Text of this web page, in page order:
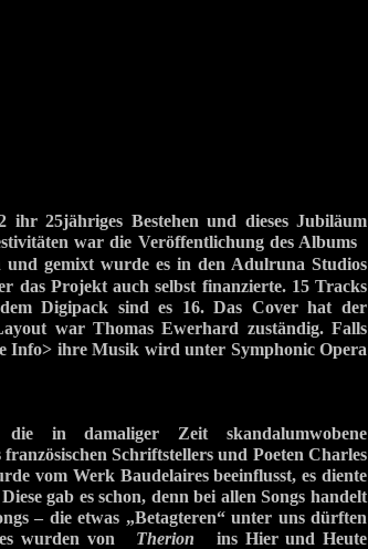
25jähriges Bestehen und dieses Jubiläum
war die Veröffentlichung des Albums
gemixt wurde es in den Adulruna Studios
das Projekt auch selbst finanzierte. 15 Tracks
Digipack sind es 16. Das Cover hat der
war Thomas Ewerhard zuständig. Falls
Info> ihre Musik wird unter Symphonic Opera
in damaliger Zeit skandalumwobene
Schriftstellers und Poeten Charles
vom Werk Baudelaires beeinflusst, es diente
gab es schon, denn bei allen Songs handelt
– die etwas „Betagteren“ unter uns dürften
wurden von Therion ins Hier und Heute